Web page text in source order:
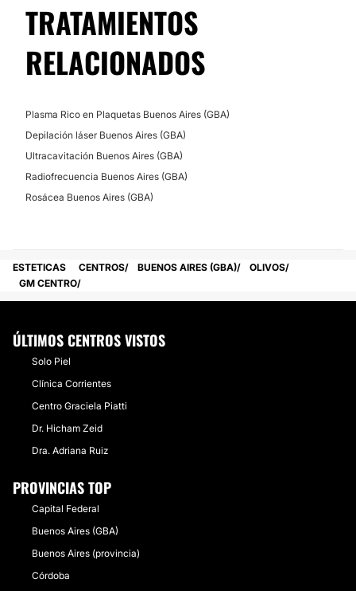
TRATAMIENTOS
RELACIONADOS
Plasma Rico en Plaquetas Buenos Aires (GBA)
Depilación láser Buenos Aires (GBA)
Ultracavitación Buenos Aires (GBA)
Radiofrecuencia Buenos Aires (GBA)
Rosácea Buenos Aires (GBA)
ESTETICAS CENTROS BUENOS AIRES (GBA)
OLIVOS
GM CENTRO
ÚLTIMOS CENTROS VISTOS
Solo Piel
Clínica Corrientes
Centro Graciela Piatti
Dr. Hicham Zeid
Dra. Adriana Ruiz
PROVINCIAS TOP
Capital Federal
Buenos Aires (GBA)
Buenos Aires (provincia)
Córdoba